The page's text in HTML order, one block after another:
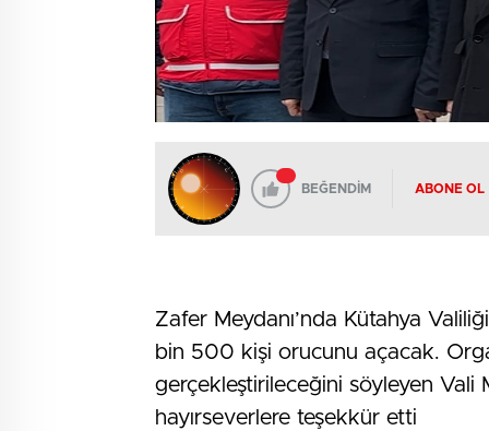
BEĞENDİM ABONE OL
Zafer Meydanı’nda Kütahya
bin 500 kişi orucunu açacak.
gerçekleştirileceğini söyleyen Vali
hayırseverlere teşekkür etti